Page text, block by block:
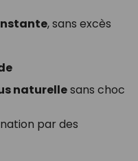
, sans excès
naturellesans choc
par des